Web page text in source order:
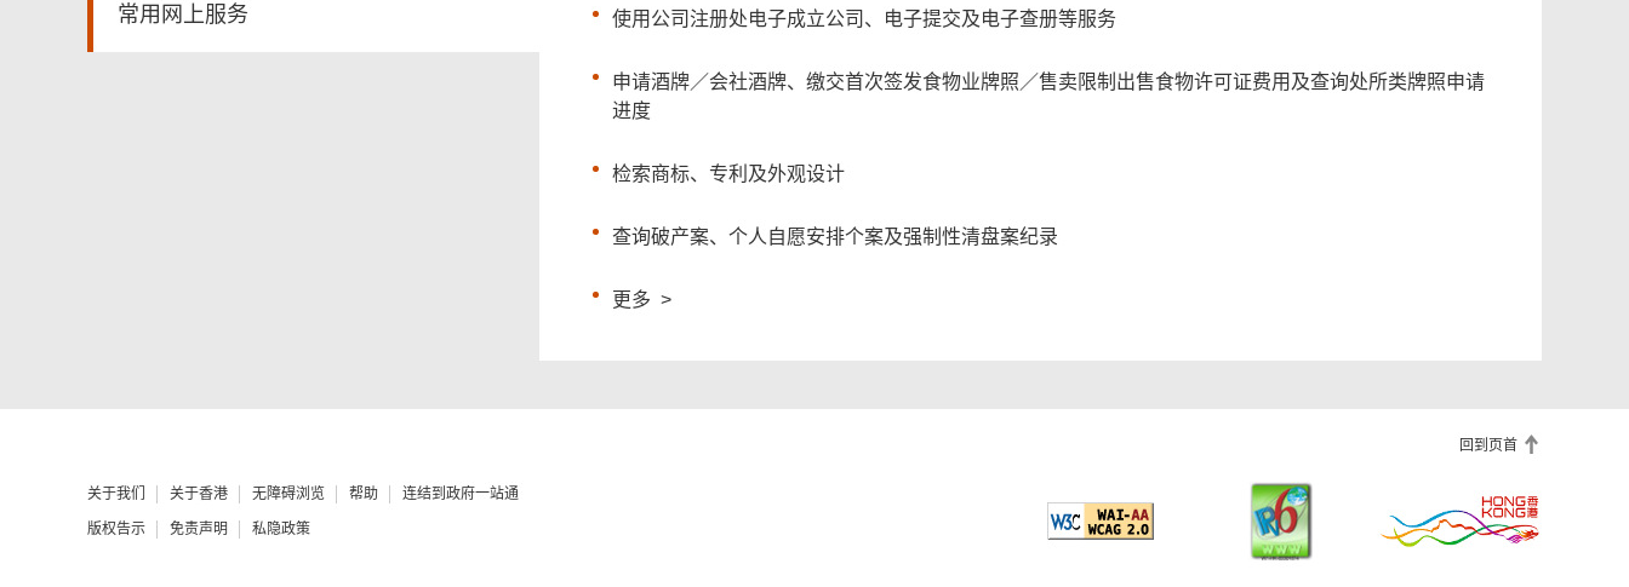
常用网上服务 使用公司注册处电子成立公司、电子提交及电子查册等服务
申请酒牌／会社酒牌、缴交首次签发食物业牌照／售卖限制出售食物许可证费用及查询处所类牌照申请
进度
检索商标、专利及外观设计
查询破产案、个人自愿安排个案及强制性清盘案纪录
更多 >
回到页首
关于我们 关于香港 无障碍浏览 帮助 连结到政府一站通
版权告示 免责声明 私隐政策